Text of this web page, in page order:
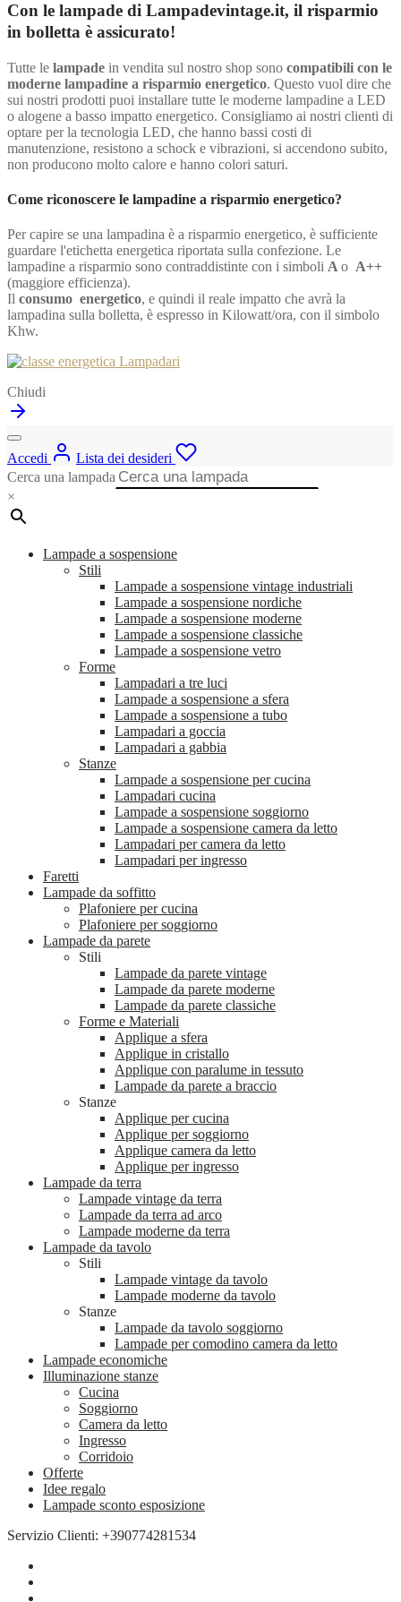
Con le lampade di Lampadevintage.it, il risparmio
in bolletta è assicurato!
Tutte le lampade in vendita sul nostro shop sono compatibili con le
moderne lampadine a risparmio energetico. Questo vuol dire che
sui nostri prodotti puoi installare tutte le moderne lampadine a LED
o alogene a basso impatto energetico. Consigliamo ai nostri clienti di
optare per la tecnologia LED, che hanno bassi costi di
manutenzione, resistono a schock e vibrazioni, si accendono subito,
non producono molto calore e hanno colori saturi.
Come riconoscere le lampadine a risparmio energetico?
Per capire se una lampadina è a risparmio energetico, è sufficiente
guardare l'etichetta energetica riportata sulla confezione. Le
lampadine a risparmio sono contraddistinte con i simboli A o A++
(maggiore efficienza).
Il consumo energetico, e quindi il reale impatto che avrà la
lampadina sulla bolletta, è espresso in Kilowatt/ora, con il simbolo
Khw.
Chiudi
Accedi
Lista dei desideri
Cerca una lampada
×
Lampade a sospensione
Stili
Lampade a sospensione vintage industriali
Lampade a sospensione nordiche
Lampade a sospensione moderne
Lampade a sospensione classiche
Lampade a sospensione vetro
Forme
Lampadari a tre luci
Lampade a sospensione a sfera
Lampade a sospensione a tubo
Lampadari a goccia
Lampadari a gabbia
Stanze
Lampade a sospensione per cucina
Lampadari cucina
Lampade a sospensione soggiorno
Lampade a sospensione camera da letto
Lampadari per camera da letto
Lampadari per ingresso
Faretti
Lampade da soffitto
Plafoniere per cucina
Plafoniere per soggiorno
Lampade da parete
Stili
Lampade da parete vintage
Lampade da parete moderne
Lampade da parete classiche
Forme e Materiali
Applique a sfera
Applique in cristallo
Applique con paralume in tessuto
Lampade da parete a braccio
Stanze
Applique per cucina
Applique per soggiorno
Applique camera da letto
Applique per ingresso
Lampade da terra
Lampade vintage da terra
Lampade da terra ad arco
Lampade moderne da terra
Lampade da tavolo
Stili
Lampade vintage da tavolo
Lampade moderne da tavolo
Stanze
Lampade da tavolo soggiorno
Lampade per comodino camera da letto
Lampade economiche
Illuminazione stanze
Cucina
Soggiorno
Camera da letto
Ingresso
Corridoio
Offerte
Idee regalo
Lampade sconto esposizione
Servizio Clienti: +390774281534